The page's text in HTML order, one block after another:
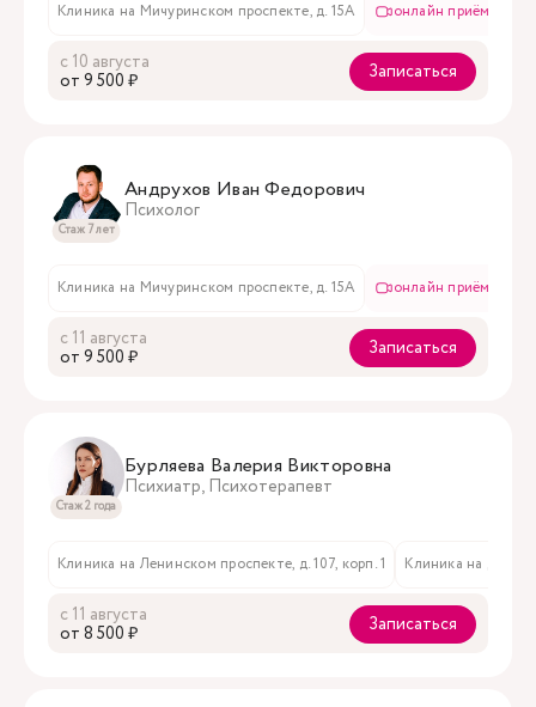
Клиника на Мичуринском проспекте, д. 15А онлайн приём
с 10 августа
oт 9 500 ₽
Записаться
Стаж 7 лет
Андрухов Иван Федорович
Психолог
Клиника на Мичуринском проспекте, д. 15А онлайн приём
с 11 августа
oт 9 500 ₽
Записаться
Стаж 2 года
Бурляева Валерия Викторовна
Психиатр, Психотерапевт
Клиника на Ленинском проспекте, д. 107, корп. 1 Клиника на
с 11 августа
oт 8 500 ₽
Записаться